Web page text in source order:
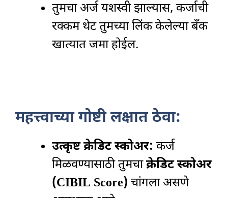
तुमचा अर्ज यशस्वी झाल्यास, कर्जाची
रक्कम थेट तुमच्या लिंक केलेल्या बँक
खात्यात जमा होईल.
महत्त्वाच्या गोष्टी लक्षात ठेवा:
उत्कृष्ट क्रेडिट स्कोअर: कर्ज
मिळवण्यासाठी तुमचाक्रेडिट स्कोअर
(CIBIL Score) चांगला असणे